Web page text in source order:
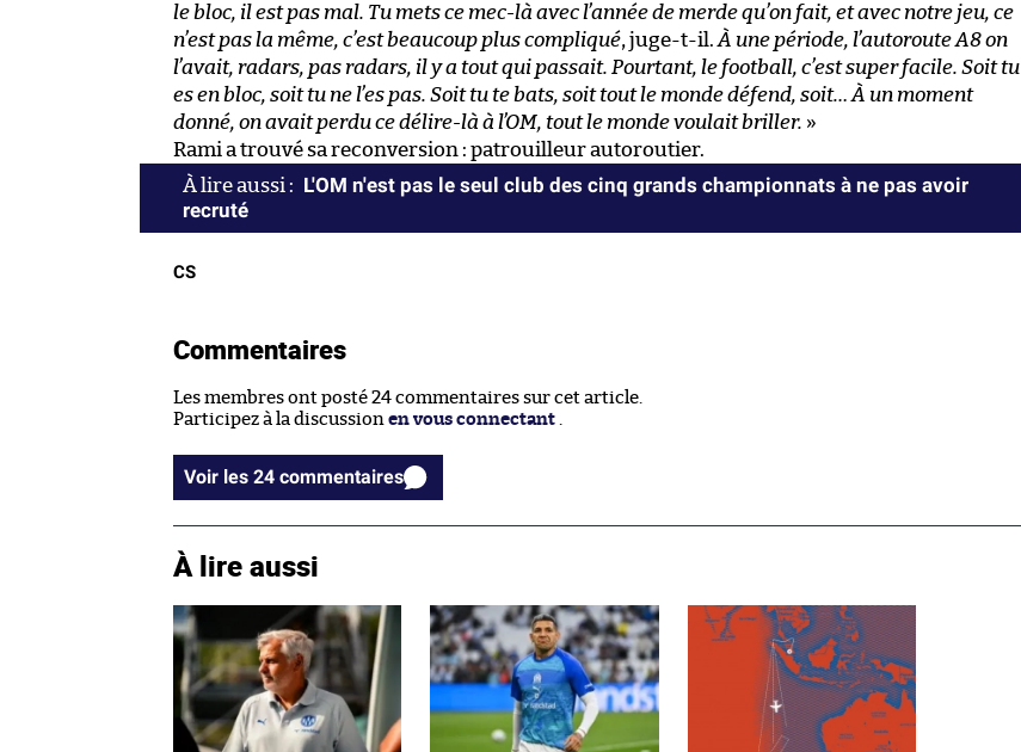
le bloc, il est pas mal. Tu mets ce mec-là avec l’année de merde qu’on fait, et avec notre jeu, ce
n’est pas la même, c’est beaucoup plus compliqué, juge-t-il. À une période, l’autoroute A8 on
l’avait, radars, pas radars, il y a tout qui passait. Pourtant, le football, c’est super facile. Soit tu
es en bloc, soit tu ne l’es pas. Soit tu te bats, soit tout le monde défend, soit… À un moment
donné, on avait perdu ce délire-là à l’OM, tout le monde voulait briller. »
Rami a trouvé sa reconversion : patrouilleur autoroutier.
L'OM n'est pas le seul club des cinq grands championnats à ne pas avoir
recruté
CS
Commentaires
Les membres ont posté 24 commentaires sur cet article.
Participez à la discussion en vous connectant
Voir les 24 commentaires
À lire aussi